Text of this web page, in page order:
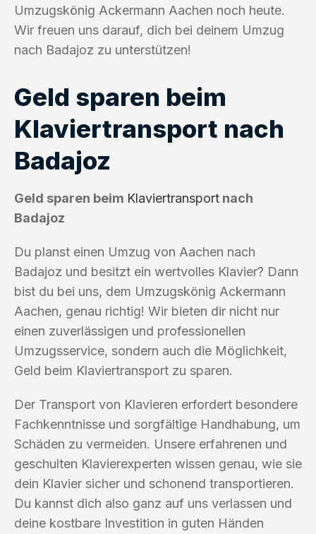
Umzugskönig Ackermann Aachen noch heute.
Wir freuen uns darauf, dich bei deinem Umzug
nach Badajoz zu unterstützen!
Geld sparen beim
Klaviertransport nach
Badajoz
Geld sparen beim Klaviertransport nach
Badajoz
Du planst einen Umzug von Aachen nach
Badajoz und besitzt ein wertvolles Klavier? Dann
bist du bei uns, dem Umzugskönig Ackermann
Aachen, genau richtig! Wir bieten dir nicht nur
einen zuverlässigen und professionellen
Umzugsservice, sondern auch die Möglichkeit,
Geld beim Klaviertransport zu sparen.
Der Transport von Klavieren erfordert besondere
Fachkenntnisse und sorgfältige Handhabung, um
Schäden zu vermeiden. Unsere erfahrenen und
geschulten Klavierexperten wissen genau, wie sie
dein Klavier sicher und schonend transportieren.
Du kannst dich also ganz auf uns verlassen und
deine kostbare Investition in guten Händen